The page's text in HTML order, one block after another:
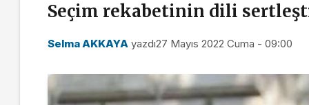
Seçim rekabetinin dili
Selma AKKAYA yazdı27 Mayıs 2022 Cuma - 09:00